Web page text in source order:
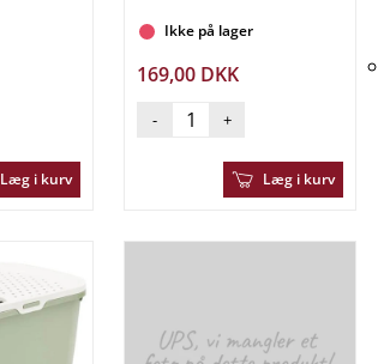
Læg i kurv
Ikke på lager
169,00 DKK
- +
Læg i kurv